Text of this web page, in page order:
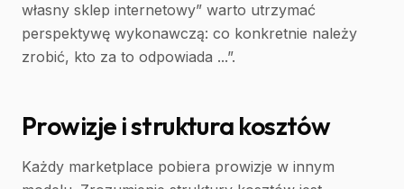
własny sklep internetowy” warto utrzymać
perspektywę wykonawczą: co konkretnie należy
zrobić, kto za to odpowiada ...”.
Prowizje i struktura kosztów
Każdy marketplace pobiera prowizje w innym